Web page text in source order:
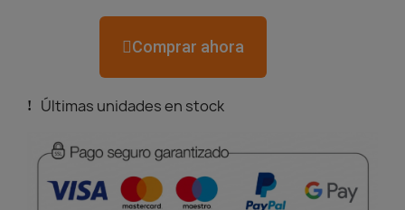
Comprar ahora
Últimas unidades en stock